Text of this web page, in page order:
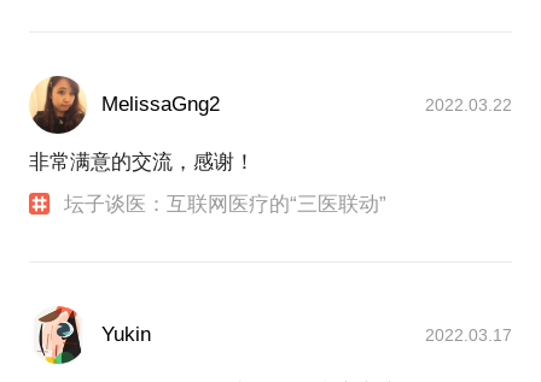
MelissaGng2 2022.03.22
非常满意的交流，感谢！
坛子谈医：互联网医疗的“三医联动”
Yukin 2022.03.17